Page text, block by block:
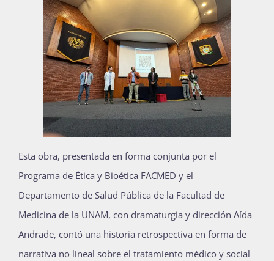
Esta obra, presentada en forma conjunta por el
Programa de Ética y Bioética FACMED y el
Departamento de Salud Pública de la Facultad de
Medicina de la UNAM, con dramaturgia y dirección Aída
Andrade, contó una historia retrospectiva en forma de
narrativa no lineal sobre el tratamiento médico y social